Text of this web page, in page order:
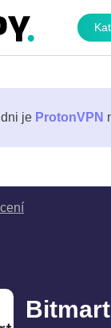
je ProtonVPN
Bitmart